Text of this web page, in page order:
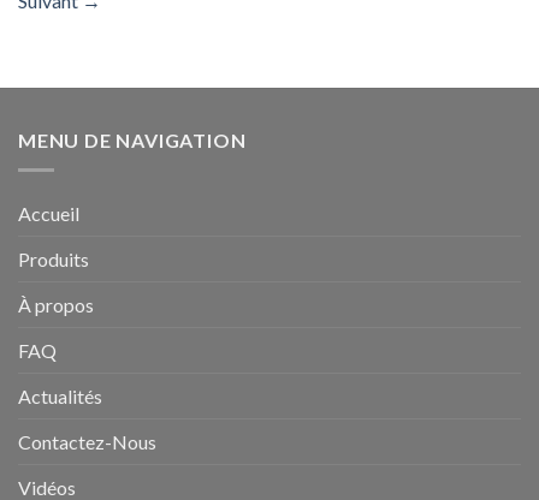
MENU DE NAVIGATION
Accueil
Produits
À propos
FAQ
Actualités
Contactez-Nous
Vidéos